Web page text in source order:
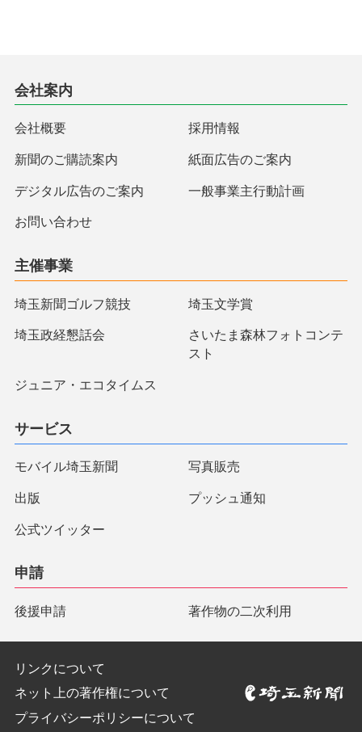
会社案内
会社概要 採用情報
新聞のご購読案内 紙面広告のご案内
デジタル広告のご案内 一般事業主行動計画
お問い合わせ
主催事業
埼玉新聞ゴルフ競技 埼玉文学賞
埼玉政経懇話会
さいたま森林フォトコンテ
スト
ジュニア・エコタイムス
サービス
モバイル埼玉新聞 写真販売
出版 プッシュ通知
公式ツイッター
申請
後援申請 著作物の二次利用
リンクについて
ネット上の著作権について
プライバシーポリシーについて